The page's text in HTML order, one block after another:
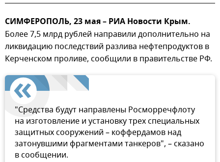
СИМФЕРОПОЛЬ, 23 мая – РИА Новости Крым.
Более 7,5 млрд рублей направили дополнительно на
ликвидацию последствий разлива нефтепродуктов в
Керченском проливе, сообщили в правительстве РФ.
"Средства будут направлены Росморречфлоту
на изготовление и установку трех специальных
защитных сооружений – коффердамов над
затонувшими фрагментами танкеров", – сказано
в сообщении.